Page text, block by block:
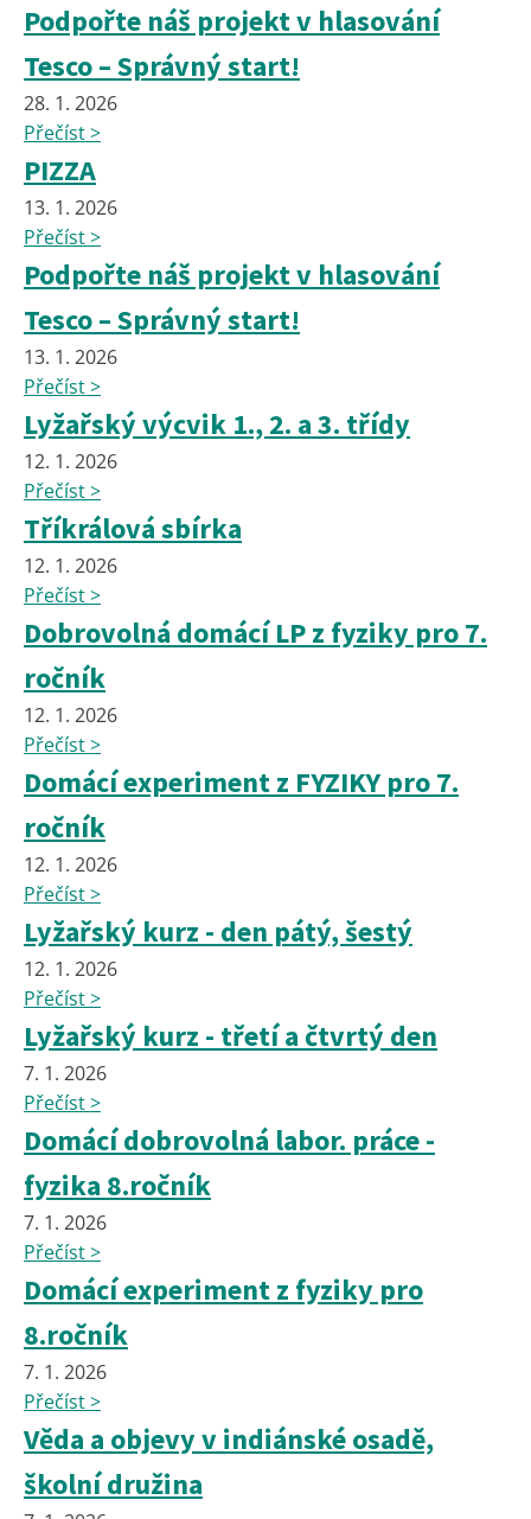
Podpořte náš projekt v hlasování
Tesco – Správný start!
28. 1. 2026
Přečíst >
PIZZA
13. 1. 2026
Přečíst >
Podpořte náš projekt v hlasování
Tesco – Správný start!
13. 1. 2026
Přečíst >
Lyžařský výcvik 1., 2. a 3. třídy
12. 1. 2026
Přečíst >
Tříkrálová sbírka
12. 1. 2026
Přečíst >
Dobrovolná domácí LP z fyziky pro 7.
ročník
12. 1. 2026
Přečíst >
Domácí experiment z FYZIKY pro 7.
ročník
12. 1. 2026
Přečíst >
Lyžařský kurz - den pátý, šestý
12. 1. 2026
Přečíst >
Lyžařský kurz - třetí a čtvrtý den
7. 1. 2026
Přečíst >
Domácí dobrovolná labor. práce -
fyzika 8.ročník
7. 1. 2026
Přečíst >
Domácí experiment z fyziky pro
8.ročník
7. 1. 2026
Přečíst >
Věda a objevy v indiánské osadě,
školní družina